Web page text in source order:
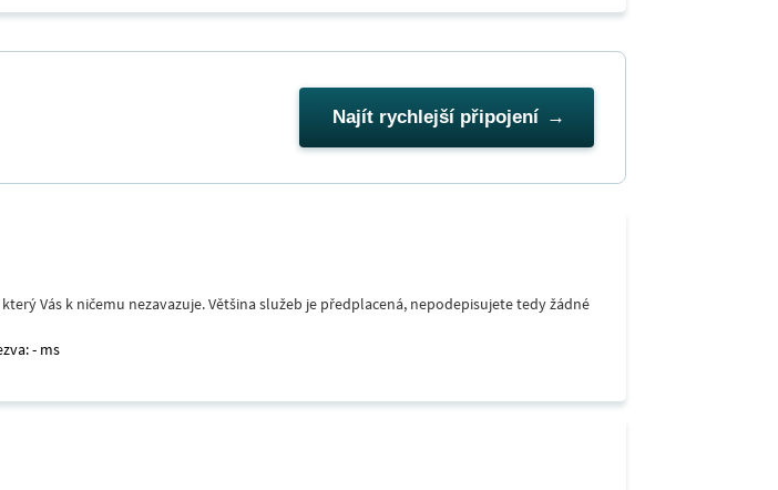
Najít rychlejší připojení
Vás k ničemu nezavazuje. Většina služeb je předplacená, nepodepisujete tedy žádné
- ms